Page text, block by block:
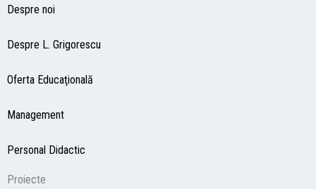
Despre noi
Despre L. Grigorescu
Oferta Educaţională
Management
Personal Didactic
Proiecte